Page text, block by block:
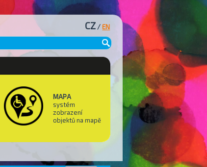
MAPA
systém
zobrazení
objektů na mapě
CZ /EN